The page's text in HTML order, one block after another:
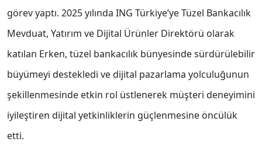
görev yaptı. 2025 yılında ING Türkiye’ye Tüzel Bankacılık
Mevduat, Yatırım ve Dijital Ürünler Direktörü olarak
katılan Erken, tüzel bankacılık bünyesinde sürdürülebilir
büyümeyi destekledi ve dijital pazarlama yolculuğunun
şekillenmesinde etkin rol üstlenerek müşteri deneyimini
iyileştiren dijital yetkinliklerin güçlenmesine öncülük
etti.